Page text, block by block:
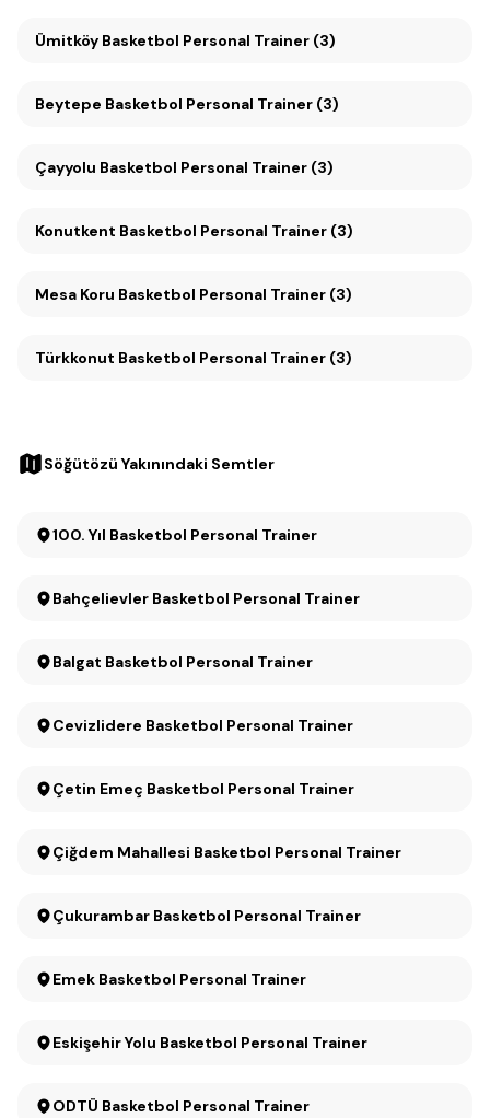
Ümitköy Basketbol Personal Trainer (3)
Beytepe Basketbol Personal Trainer (3)
Çayyolu Basketbol Personal Trainer (3)
Konutkent Basketbol Personal Trainer (3)
Mesa Koru Basketbol Personal Trainer (3)
Türkkonut Basketbol Personal Trainer (3)
Söğütözü Yakınındaki Semtler
100. Yıl Basketbol Personal Trainer
Bahçelievler Basketbol Personal Trainer
Balgat Basketbol Personal Trainer
Cevizlidere Basketbol Personal Trainer
Çetin Emeç Basketbol Personal Trainer
Çiğdem Mahallesi Basketbol Personal Trainer
Çukurambar Basketbol Personal Trainer
Emek Basketbol Personal Trainer
Eskişehir Yolu Basketbol Personal Trainer
ODTÜ Basketbol Personal Trainer